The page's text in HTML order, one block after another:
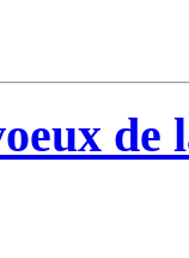
de